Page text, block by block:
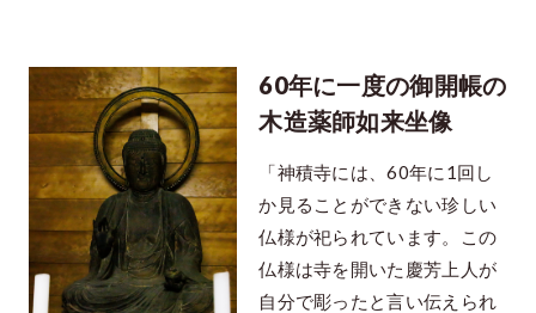
60年に一度の御開帳の
木造薬師如来坐像
「神積寺には、60年に1回し
か見ることができない珍しい
仏様が祀られています。この
仏様は寺を開いた慶芳上人が
自分で彫ったと言い伝えられ